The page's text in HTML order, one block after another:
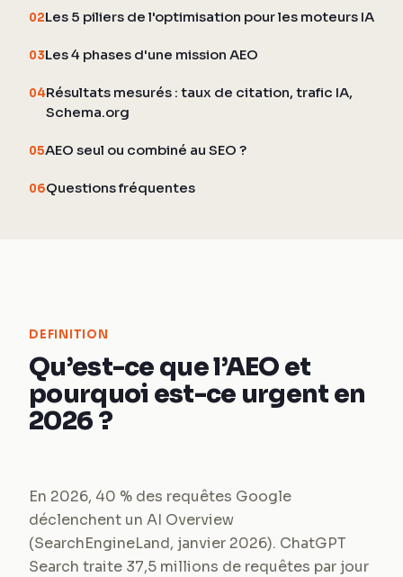
02Les 5 piliers de l'optimisation pour les moteurs IA
03Les 4 phases d'une mission AEO
04Résultats mesurés : taux de citation, trafic IA,
Schema.org
05AEO seul ou combiné au SEO ?
06Questions fréquentes
DEFINITION
Qu’est-ce que l’AEO et
pourquoi est-ce urgent en
2026 ?
En 2026, 40 % des requêtes Google
déclenchent un AI Overview
(SearchEngineLand, janvier 2026). ChatGPT
Search traite 37,5 millions de requêtes par jour